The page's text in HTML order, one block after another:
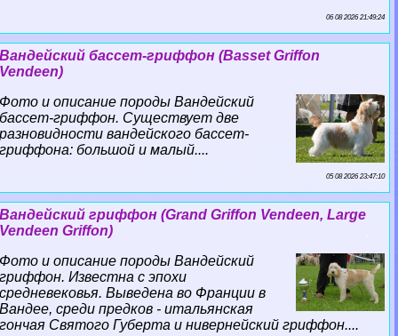
06 08 2026 21:49:24
Вандейский бассет-гриффон (Basset Griffon
Vendeen)
Фото и описание породы Вандейский
бассет-гриффон. Существует две
разновидности вандейского бассет-
гриффона: большой и малый....
05 08 2026 23:47:10
Вандейский гриффон (Grand Griffon Vendeen, Large
Vendeen Griffon)
Фото и описание породы Вандейский
гриффон. Известна с эпохи
средневековья. Выведена во Франции в
Вандее, среди предков - итальянская
гончая Святого Губерта и нивернейский гриффон....